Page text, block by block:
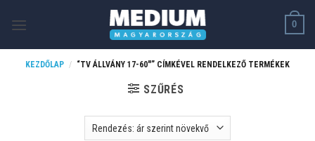
0
KEZDŐLAP / “TV ÁLLVÁNY 17-60"” CÍMKÉVEL RENDELKEZŐ TERMÉKEK
SZŰRÉS